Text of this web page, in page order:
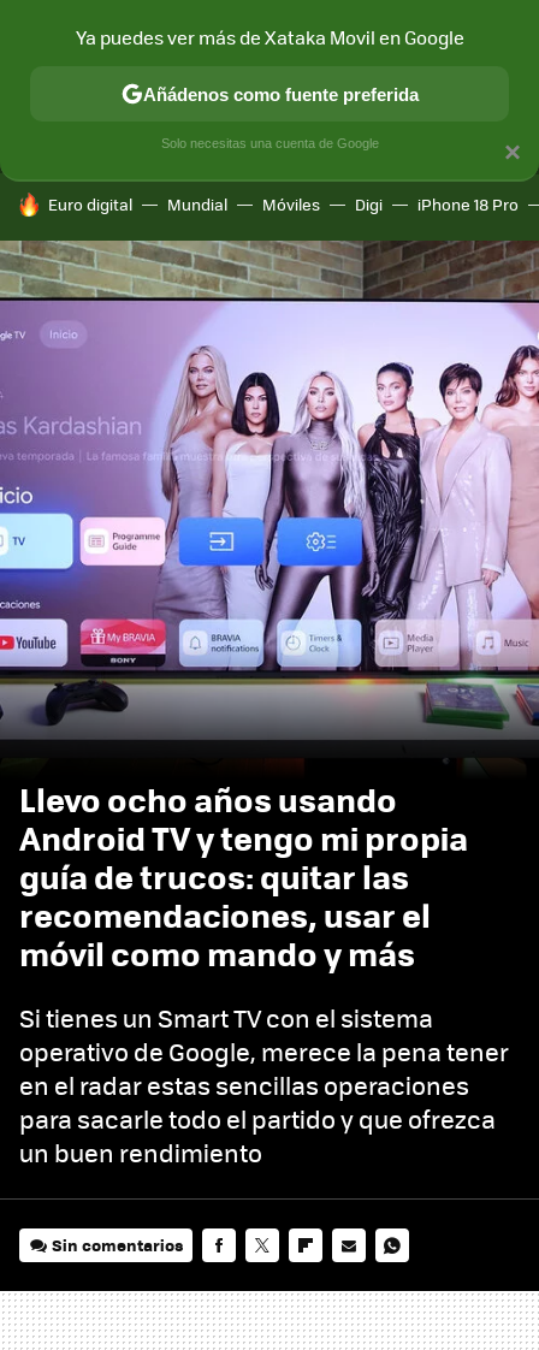
MÓVIL Y SOCIEDAD APLICACIONES
HOY SE HABLA DE
Euro digital Mundial Móviles Digi iPhone 18 Pro
Llevo ocho años usando
Android TV y tengo mi propia
guía de trucos: quitar las
recomendaciones, usar el
móvil como mando y más
Si tienes un Smart TV con el sistema
operativo de Google, merece la pena tener
en el radar estas sencillas operaciones
para sacarle todo el partido y que ofrezca
un buen rendimiento
Sin comentarios
MAIL
×
Ya puedes ver más de Xataka Movil en Google
Añádenos como fuente preferida
Solo necesitas una cuenta de Google